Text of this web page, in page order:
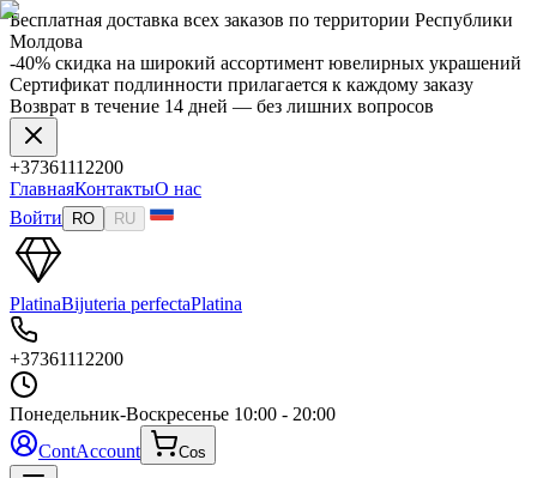
Бесплатная доставка всех заказов по территории Республики
Молдова
-40% скидка на широкий ассортимент ювелирных украшений
Сертификат подлинности прилагается к каждому заказу
Возврат в течение 14 дней — без лишних вопросов
+37361112200
ГлавнаяКонтактыО нас
Войти
RO RU
PlatinaBijuteria perfectaPlatina
+37361112200
Понедельник-Воскресенье 10:00 - 20:00
ContAccount Cos